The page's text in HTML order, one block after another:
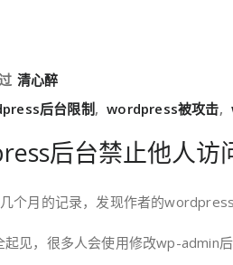
清心醉
后台限制 , wordpress被攻击,
后台禁止他人访
个月的记录，发现作者的
起见，很多人会使用修改wp-admin后